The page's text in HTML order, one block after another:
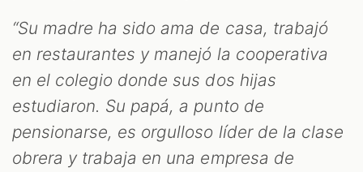
“Su madre ha sido ama de casa, trabajó
en restaurantes y manejó la cooperativa
en el colegio donde sus dos hijas
estudiaron. Su papá, a punto de
pensionarse, es orgulloso líder de la clase
obrera y trabaja en una empresa de